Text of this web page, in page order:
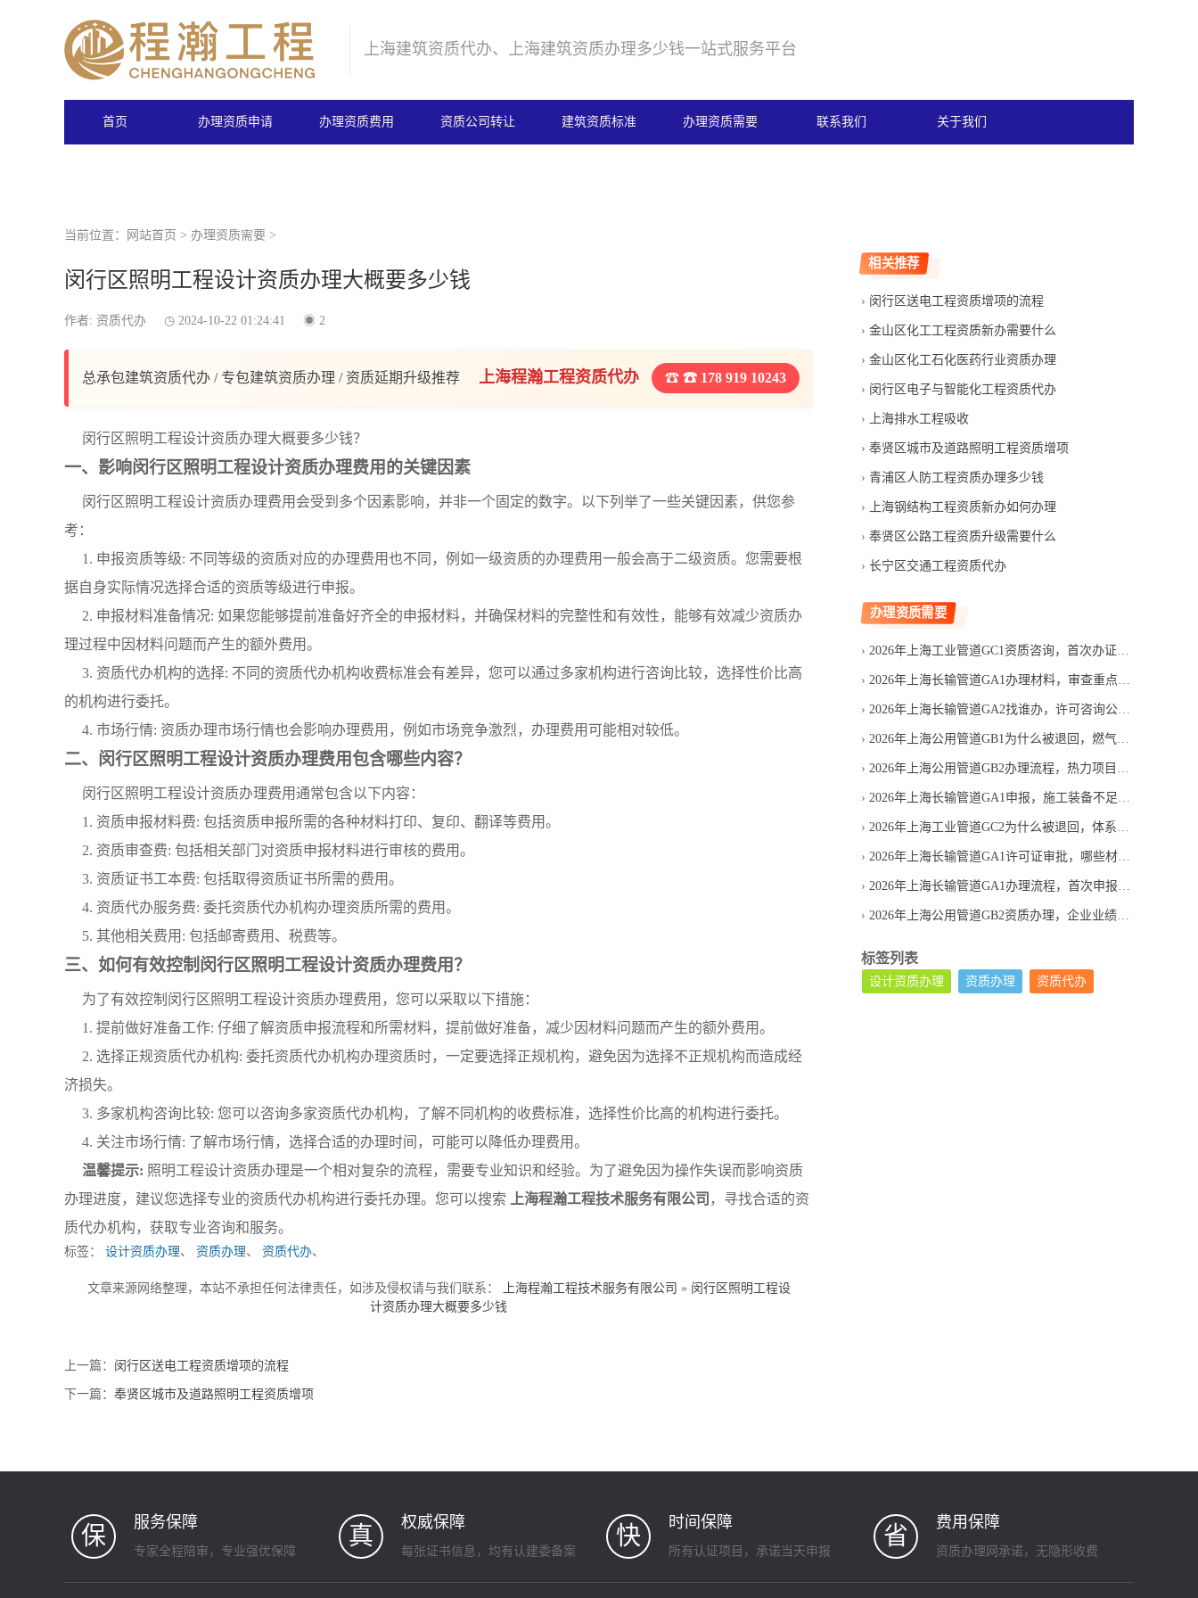
上海建筑资质代办、上海建筑资质办理多少钱一站式服务平台
首页 办理资质申请 办理资质费用 资质公司转让 建筑资质标准 办理资质需要 联系我们 关于我们
当前位置： 网站首页 > 办理资质需要 >
闵行区照明工程设计资质办理大概要多少钱
作者: 资质代办 2024-10-22 01:24:41 2
总承包建筑资质代办 / 专包建筑资质办理 / 资质延期升级推荐 上海程瀚工程资质代办 ☎ 178 919 10243
闵行区照明工程设计资质办理大概要多少钱？
一、影响闵行区照明工程设计资质办理费用的关键因素
闵行区照明工程设计资质办理费用会受到多个因素影响，并非一个固定的数字。以下列举了一些关键因素，供您参
考：
1. 申报资质等级: 不同等级的资质对应的办理费用也不同，例如一级资质的办理费用一般会高于二级资质。您需要根
据自身实际情况选择合适的资质等级进行申报。
2. 申报材料准备情况: 如果您能够提前准备好齐全的申报材料，并确保材料的完整性和有效性，能够有效减少资质办
理过程中因材料问题而产生的额外费用。
3. 资质代办机构的选择: 不同的资质代办机构收费标准会有差异，您可以通过多家机构进行咨询比较，选择性价比高
的机构进行委托。
4. 市场行情: 资质办理市场行情也会影响办理费用，例如市场竞争激烈，办理费用可能相对较低。
二、闵行区照明工程设计资质办理费用包含哪些内容？
闵行区照明工程设计资质办理费用通常包含以下内容：
1. 资质申报材料费: 包括资质申报所需的各种材料打印、复印、翻译等费用。
2. 资质审查费: 包括相关部门对资质申报材料进行审核的费用。
3. 资质证书工本费: 包括取得资质证书所需的费用。
4. 资质代办服务费: 委托资质代办机构办理资质所需的费用。
5. 其他相关费用: 包括邮寄费用、税费等。
三、如何有效控制闵行区照明工程设计资质办理费用？
为了有效控制闵行区照明工程设计资质办理费用，您可以采取以下措施：
1. 提前做好准备工作: 仔细了解资质申报流程和所需材料，提前做好准备，减少因材料问题而产生的额外费用。
2. 选择正规资质代办机构: 委托资质代办机构办理资质时，一定要选择正规机构，避免因为选择不正规机构而造成经
济损失。
3. 多家机构咨询比较: 您可以咨询多家资质代办机构，了解不同机构的收费标准，选择性价比高的机构进行委托。
4. 关注市场行情: 了解市场行情，选择合适的办理时间，可能可以降低办理费用。
温馨提示: 照明工程设计资质办理是一个相对复杂的流程，需要专业知识和经验。为了避免因为操作失误而影响资质
办理进度，建议您选择专业的资质代办机构进行委托办理。您可以搜索
上海程瀚工程技术服务有限公司 ，寻找合适的资
质代办机构，获取专业咨询和服务。
标签： 设计资质办理、 资质办理、 资质代办、
文章来源网络整理，本站不承担任何法律责任，如涉及侵权请与我们联系： 上海程瀚工程技术服务有限公司 » 闵行区照明工程设
计资质办理大概要多少钱
上一篇： 闵行区送电工程资质增项的流程
下一篇： 奉贤区城市及道路照明工程资质增项
相关推荐
闵行区送电工程资质增项的流程
金山区化工工程资质新办需要什么
金山区化工石化医药行业资质办理
闵行区电子与智能化工程资质代办
上海排水工程吸收
奉贤区城市及道路照明工程资质增项
青浦区人防工程资质办理多少钱
上海钢结构工程资质新办如何办理
奉贤区公路工程资质升级需要什么
长宁区交通工程资质代办
办理资质需要
2026年上海工业管道GC1资质咨询，首次办证需要哪些条件
2026年上海长输管道GA1办理材料，审查重点有哪些
2026年上海长输管道GA2找谁办，许可咨询公司怎么筛选
2026年上海公用管道GB1为什么被退回，燃气许可材料审核易错项
2026年上海公用管道GB2办理流程，热力项目申领顺序是什么
2026年上海长输管道GA1申报，施工装备不足怎么判断
2026年上海工业管道GC2为什么被退回，体系文件常见缺项
2026年上海长输管道GA1许可证审批，哪些材料最易退回
2026年上海长输管道GA1办理流程，首次申报要经过几步
2026年上海公用管道GB2资质办理，企业业绩不够怎么办
标签列表
设计资质办理 资质办理 资质代办
保 服务保障
专家全程陪审，专业强优保障
真 权威保障
每张证书信息，均有认建委备案
快 时间保障
所有认证项目，承诺当天申报
省 费用保障
资质办理网承诺，无隐形收费